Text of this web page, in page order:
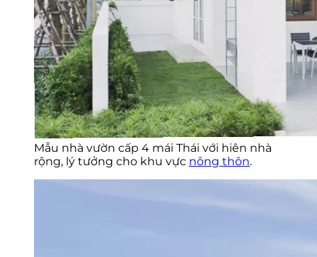
Mẫu nhà vườn cấp 4 mái Thái với hiên nhà
rộng, lý tưởng cho khu vực nông thôn.